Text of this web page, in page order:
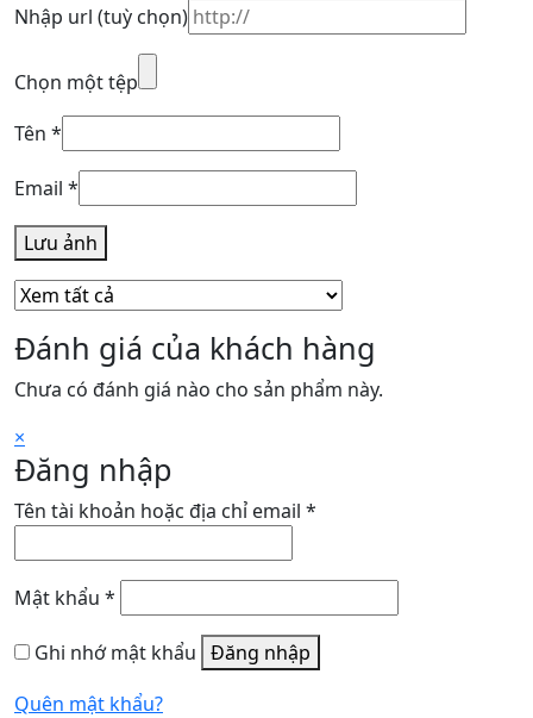
Nhập url (tuỳ chọn)
Chọn một tệp
Tên *
Email *
Lưu ảnh
Đánh giá của khách hàng
Chưa có đánh giá nào cho sản phẩm này.
×
Đăng nhập
Tên tài khoản hoặc địa chỉ email *
Mật khẩu *
Ghi nhớ mật khẩu Đăng nhập
Quên mật khẩu?